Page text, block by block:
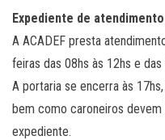
Expediente de
A ACADEF presta
feiras das 08hs às 12hs e das
A portaria se encerra às
bem como caroneiros
expediente.